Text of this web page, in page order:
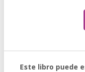
Este libro puede